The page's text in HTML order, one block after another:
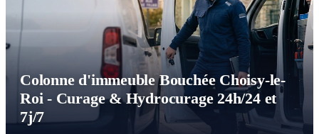
Colonne d'immeuble Bouchée Choisy-le-
Roi - Curage & Hydrocurage 24h/24 et
7j/7